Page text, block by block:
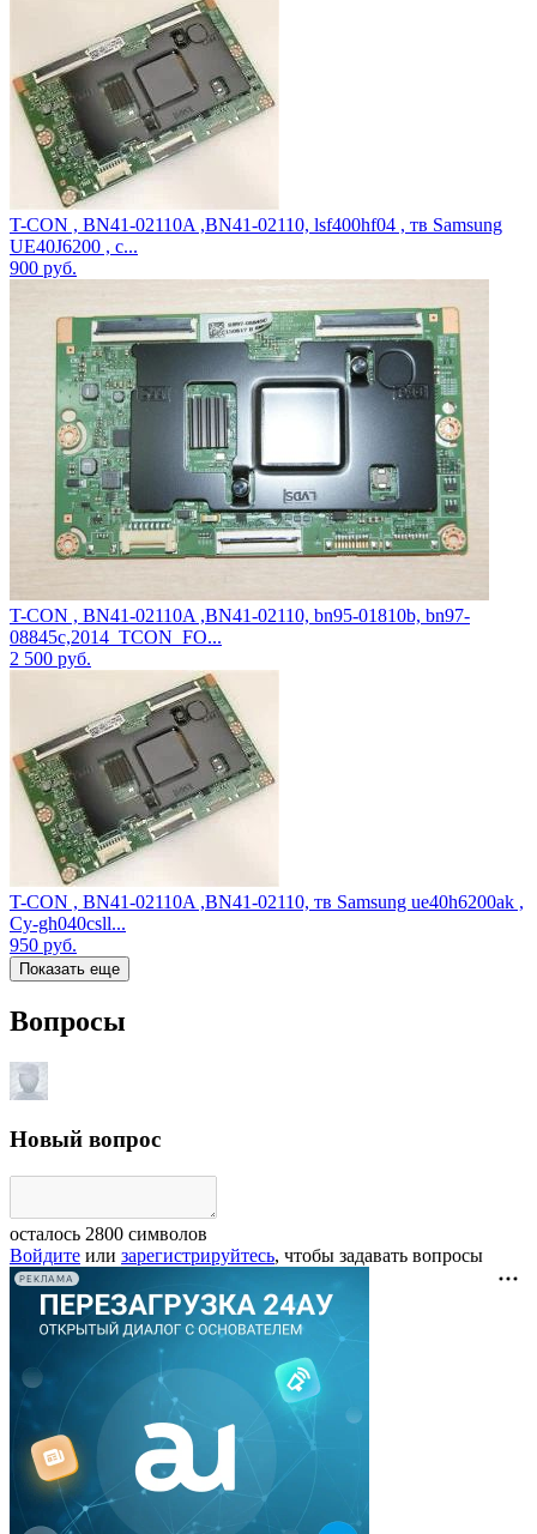
T-CON , BN41-02110A ,BN41-02110, lsf400hf04 , тв Samsung
UE40J6200 , c...
900 руб.
T-CON , BN41-02110A ,BN41-02110, bn95-01810b, bn97-
08845c,2014_TCON_FO...
2 500 руб.
T-CON , BN41-02110A ,BN41-02110, тв Samsung ue40h6200ak ,
Cy-gh040csll...
950 руб.
Показать еще
Вопросы
Новый вопрос
осталось 2800 символов
Войдите или зарегистрируйтесь, чтобы задавать вопросы
РЕКЛАМА